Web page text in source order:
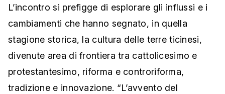
L’incontro si prefigge di esplorare gli influssi e i
cambiamenti che hanno segnato, in quella
stagione storica, la cultura delle terre ticinesi,
divenute area di frontiera tra cattolicesimo e
protestantesimo, riforma e controriforma,
tradizione e innovazione. “L’avvento del